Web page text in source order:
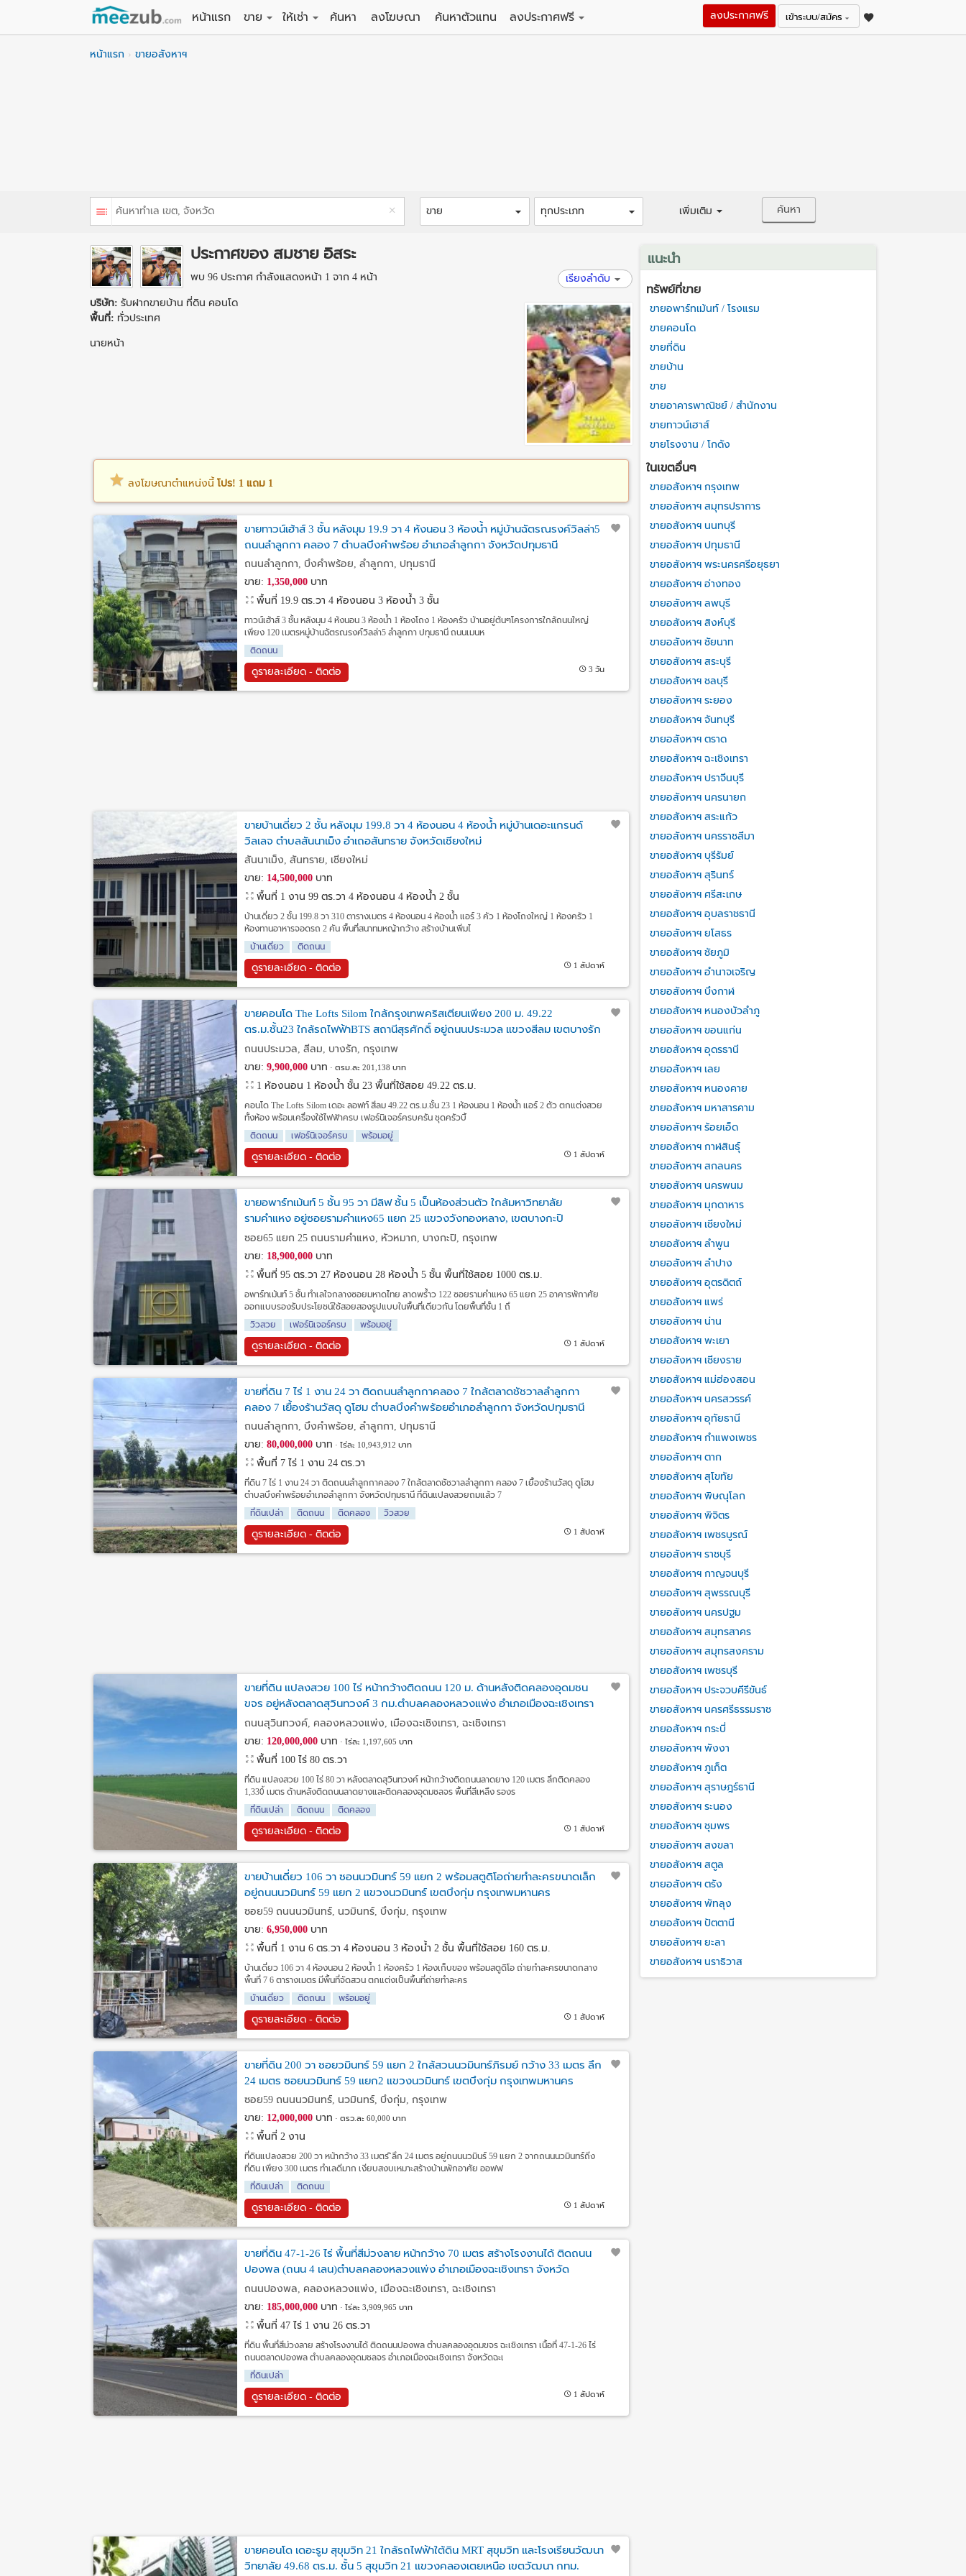
หน้าแรก
ขาย
ให้เช่า
ค้นหา ลงโฆษณา ค้นหาตัวแทน
ลงประกาศฟรี
เข้าระบบ/สมัคร
ลงประกาศฟรี
หน้าแรก ขายอสังหาฯ
ขาย ทุกประเภท เพิ่มเติม ค้นหา
ประกาศของ สมชาย อิสระ
พบ 96 ประกาศ กำลังแสดงหน้า 1 จาก 4 หน้า เรียงลำดับ
บริษัท: รับฝากขายบ้าน ที่ดิน คอนโด
พื้นที่: ทั่วประเทศ
นายหน้า
ลงโฆษณาตำแหน่งนี้ โปร! 1 แถม 1
ขายทาวน์เฮ้าส์ 3 ชั้น หลังมุม 19.9 วา 4 ห้งนอน 3 ห้องน้ำ หมู่บ้านฉัตรณรงค์วิลล่า5
ถนนลำลูกกา คลอง 7 ตำบลบึงคำพร้อย อำเภอลำลูกกา จังหวัดปทุมธานี
ถนนลำลูกกา, บึงคำพร้อย, ลำลูกกา, ปทุมธานี
ขาย: 1,350,000 บาท
พื้นที่ 19.9 ตร.วา 4 ห้องนอน 3 ห้องน้ำ 3 ชั้น
ทาวน์เฮ้าส์ 3 ชั้น หลังมุม 4 ห้งนอน 3 ห้องน้ำ 1 ห้องโถง 1 ห้องครัว บ้านอยู่ต้นๆโครงการใกล้ถนนใหญ่
เพียง 120 เมตรหมู่บ้านฉัตรณรงค์วิลล่า5 ลำลูกกา ปทุมธานี ถนนเมนห
ติดถนน
ดูรายละเอียด - ติดต่อ 3 วัน
ขายบ้านเดี่ยว 2 ชั้น หลังมุม 199.8 วา 4 ห้องนอน 4 ห้องน้ำ หมู่บ้านเดอะแกรนด์
วิลเลจ ตำบลสันนาเม็ง อำเถอสันทราย จังหวัดเชียงใหม่
สันนาเม็ง, สันทราย, เชียงใหม่
ขาย: 14,500,000 บาท
พื้นที่ 1 งาน 99 ตร.วา 4 ห้องนอน 4 ห้องน้ำ 2 ชั้น
บ้านเดี่ยว 2 ชั้น 199.8 วา 310 ตารางเมตร 4 ห้องนอน 4 ห้องน้ำ แอร์ 3 คัว 1 ห้องโถงใหญ่ 1 ห้องครัว 1
ห้องทานอาหารจอดรถ 2 คัน พื้นที่สนาทมหญ้ากว้าง สร้างบ้านเพิ่มไ
บ้านเดี่ยว
ติดถนน
ดูรายละเอียด - ติดต่อ 1 สัปดาห์
ขายคอนโด The Lofts Silom ใกล้กรุงเทพคริสเตียนเพียง 200 ม. 49.22
ตร.ม.ชั้น23 ใกล้รถไฟฟ้าBTS สถานีสุรศักดิ์ อยู่ถนนประมวล แขวงสีลม เขตบางรัก
กรุงเทพฯ
ถนนประมวล, สีลม, บางรัก, กรุงเทพ
ขาย: 9,900,000 บาท ตรม.ละ 201,138 บาท
1 ห้องนอน 1 ห้องน้ำ ชั้น 23 พื้นที่ใช้สอย 49.22 ตร.ม.
คอนโด The Lofts Silom เดอะ ลอฟท์ สีลม 49.22 ตร.ม.ชั้น 23 1 ห้องนอน 1 ห้องน้ำ แอร์ 2 ตัว ตกแต่งสวย
ทั้งห้อง พร้อมเครื่องใช้ไฟฟ้าครบ เฟอร์นิเจอร์ครบครัน ชุดครัวบิ้
ติดถนน
เฟอร์นิเจอร์ครบ พร้อมอยู่
ดูรายละเอียด - ติดต่อ 1 สัปดาห์
ขายอพาร์ทเม้นท์ 5 ชั้น 95 วา มีลิฟ ชั้น 5 เป็นห้องส่วนตัว ใกล้มหาวิทยาลัย
รามคำแหง อยู่ซอยรามคำแหง65 แยก 25 แขวงวังทองหลาง, เขตบางกะปิ
กรุงเทพมหานคร
ซอย65 แยก 25 ถนนรามคำแหง, หัวหมาก, บางกะปิ, กรุงเทพ
ขาย: 18,900,000 บาท
พื้นที่ 95 ตร.วา 27 ห้องนอน 28 ห้องน้ำ 5 ชั้น พื้นที่ใช้สอย 1000 ตร.ม.
อพาร์ทเม้นท์ 5 ชั้น ทำเลใจกลางซอยมหาดไทย ลาดพร้ำว 122 ซอยรามคำแหง 65 แยก 25 อาคารพักาศัย
ออกแบบรองรับประโยชน์ใช้สอยสองรูปแบบในพื้นที่เดียวกัน โดยพื้นที่ชั้น 1 ถึ
วิวสวย
เฟอร์นิเจอร์ครบ พร้อมอยู่
ดูรายละเอียด - ติดต่อ 1 สัปดาห์
ขายที่ดิน 7 ไร่ 1 งาน 24 วา ติดถนนลำลูกกาคลอง 7 ใกล้ตลาดชัชวาลลำลูกกา
คลอง 7 เยื้องร้านวัสดุ ดูโฮม ตำบลบึงคำพร้อยอำเภอลำลูกกา จังหวัดปทุมธานี
ถนนลำลูกกา, บึงคำพร้อย, ลำลูกกา, ปทุมธานี
ขาย: 80,000,000 บาท ไร่ละ 10,943,912 บาท
พื้นที่ 7 ไร่ 1 งาน 24 ตร.วา
ที่ดิน 7 ไร่ 1 งาน 24 วา ติดถนนลำลูกกาคลอง 7 ใกล้ตลาดชัชวาลลำลูกกา คลอง 7 เยื้องร้านวัสดุ ดูโฮม
ตำบลบึงคำพร้อยอำเภอลำลูกกา จังหวัดปทุมธานี ที่ดินแปลงสวยถมแล้ว 7
ที่ดินเปล่า
ติดถนน ติดคลอง วิวสวย
ดูรายละเอียด - ติดต่อ 1 สัปดาห์
ขายที่ดิน แปลงสวย 100 ไร่ หน้ากว้างติดถนน 120 ม. ด้านหลังติดคลองอุดมชน
ขจร อยู่หลังตลาดสุวินทวงค์ 3 กม.ตำบลคลองหลวงแพ่ง อำเภอเมืองฉะเชิงเทรา
ฉะเชิงเทรา
ถนนสุวินทวงค์, คลองหลวงแพ่ง, เมืองฉะเชิงเทรา, ฉะเชิงเทรา
ขาย: 120,000,000 บาท ไร่ละ 1,197,605 บาท
พื้นที่ 100 ไร่ 80 ตร.วา
ที่ดิน แปลงสวย 100 ไร่ 80 วา หลังตลาดสุวินทวงค์ หน้ากว้างติดถนนลาดยาง 120 เมตร ลึกติดคลอง
1,330้ เมตร ด้านหลังติดถนนลาดยางและติดคลองอุดมชลจร พื้นที่สีเหลืง รองร
ที่ดินเปล่า
ติดถนน ติดคลอง
ดูรายละเอียด - ติดต่อ 1 สัปดาห์
ขายบ้านเดี่ยว 106 วา ซอนนวมินทร์ 59 แยก 2 พร้อมสตูดิโอถ่ายทำละครขนาดเล็ก
อยู่ถนนนวมินทร์ 59 แยก 2 แขวงนวมินทร์ เขตบึงกุ่ม กรุงเทพมหานคร
ซอย59 ถนนนวมินทร์, นวมินทร์, บึงกุ่ม, กรุงเทพ
ขาย: 6,950,000 บาท
พื้นที่ 1 งาน 6 ตร.วา 4 ห้องนอน 3 ห้องน้ำ 2 ชั้น พื้นที่ใช้สอย 160 ตร.ม.
บ้านเดี่ยว 106 วา 4 ห้องนอน 2 ห้องน้ำ 1 ห้องครัว 1 ห้องเก็บของ พร้อมสตูดิโอ ถ่ายทำละครขนาดกลาง
พื้นที่ 7 6 ตารางเมตร มีพื้นที่จัดสวน ตกแต่งเป็นพื้นที่ถ่ายทำละคร
บ้านเดี่ยว
ติดถนน พร้อมอยู่
ดูรายละเอียด - ติดต่อ 1 สัปดาห์
ขายที่ดิน 200 วา ซอยวมินทร์ 59 แยก 2 ใกล้สวนนวมินทร์ภิรมย์ กว้าง 33 เมตร ลึก
24 เมตร ซอยนวมินทร์ 59 แยก2 แขวงนวมินทร์ เขตบึงกุ่ม กรุงเทพมหานคร
ซอย59 ถนนนวมินทร์, นวมินทร์, บึงกุ่ม, กรุงเทพ
ขาย: 12,000,000 บาท ตรว.ละ 60,000 บาท
พื้นที่ 2 งาน
ที่ดินแปลงสวย 200 วา หน้ากว้าง 33 เมตร ิลึก 24 เมตร อยู่ถนนนวมินร์ 59 แยก 2 จากถนนนวมินทร์ถีง
ที่ดิน เพียง 300 เมตร ทำเลดีมาก เงียบสงบเหมาะสร้างบ้านพักอาศัย ออฟฟ
ที่ดินเปล่า
ติดถนน
ดูรายละเอียด - ติดต่อ 1 สัปดาห์
ขายที่ดิน 47-1-26 ไร่ พื้นที่สีม่วงลาย หน้ากว้าง 70 เมตร สร้างโรงงานได้ ติดถนน
ปองพล (ถนน 4 เลน)ตำบลคลองหลวงแพ่ง อำเภอเมืองฉะเชิงเทรา จังหวัด
ฉะเชิงเทรา
ถนนปองพล, คลองหลวงแพ่ง, เมืองฉะเชิงเทรา, ฉะเชิงเทรา
ขาย: 185,000,000 บาท ไร่ละ 3,909,965 บาท
พื้นที่ 47 ไร่ 1 งาน 26 ตร.วา
ที่ดิน พื้นที่สีม่วงลาย สร้างโรงงานได้ ติดถนนปองพล ตำบลคลองอุดมขจร ฉะเชิงเทรา เนื้อที่ 47-1-26 ไร่
ถนนตลาดปองพล ตำบลคลองอุดมชลจร อำเภอเมืองฉะเชิงเทรา จังหวัดฉะเ
ที่ดินเปล่า
ดูรายละเอียด - ติดต่อ 1 สัปดาห์
ขายคอนโด เดอะรูม สุขุมวิท 21 ใกล้รถไฟฟ้าใต้ดิน MRT สุขุมวิท และโรงเรียนวัฒนา
วิทยาลัย 49.68 ตร.ม. ชั้น 5 สุขุมวิท 21 แขวงคลองเตยเหนือ เขตวัฒนา กทม.
แนะนำ
ทรัพย์ที่ขาย
ขายอพาร์ทเม้นท์ / โรงแรม
ขายคอนโด
ขายที่ดิน
ขายบ้าน
ขาย
ขายอาคารพาณิชย์ / สำนักงาน
ขายทาวน์เฮาส์
ขายโรงงาน / โกดัง
ในเขตอื่นๆ
ขายอสังหาฯ กรุงเทพ
ขายอสังหาฯ สมุทรปราการ
ขายอสังหาฯ นนทบุรี
ขายอสังหาฯ ปทุมธานี
ขายอสังหาฯ พระนครศรีอยุธยา
ขายอสังหาฯ อ่างทอง
ขายอสังหาฯ ลพบุรี
ขายอสังหาฯ สิงห์บุรี
ขายอสังหาฯ ชัยนาท
ขายอสังหาฯ สระบุรี
ขายอสังหาฯ ชลบุรี
ขายอสังหาฯ ระยอง
ขายอสังหาฯ จันทบุรี
ขายอสังหาฯ ตราด
ขายอสังหาฯ ฉะเชิงเทรา
ขายอสังหาฯ ปราจีนบุรี
ขายอสังหาฯ นครนายก
ขายอสังหาฯ สระแก้ว
ขายอสังหาฯ นครราชสีมา
ขายอสังหาฯ บุรีรัมย์
ขายอสังหาฯ สุรินทร์
ขายอสังหาฯ ศรีสะเกษ
ขายอสังหาฯ อุบลราชธานี
ขายอสังหาฯ ยโสธร
ขายอสังหาฯ ชัยภูมิ
ขายอสังหาฯ อำนาจเจริญ
ขายอสังหาฯ บึงกาฬ
ขายอสังหาฯ หนองบัวลำภู
ขายอสังหาฯ ขอนแก่น
ขายอสังหาฯ อุดรธานี
ขายอสังหาฯ เลย
ขายอสังหาฯ หนองคาย
ขายอสังหาฯ มหาสารคาม
ขายอสังหาฯ ร้อยเอ็ด
ขายอสังหาฯ กาฬสินธุ์
ขายอสังหาฯ สกลนคร
ขายอสังหาฯ นครพนม
ขายอสังหาฯ มุกดาหาร
ขายอสังหาฯ เชียงใหม่
ขายอสังหาฯ ลำพูน
ขายอสังหาฯ ลำปาง
ขายอสังหาฯ อุตรดิตถ์
ขายอสังหาฯ แพร่
ขายอสังหาฯ น่าน
ขายอสังหาฯ พะเยา
ขายอสังหาฯ เชียงราย
ขายอสังหาฯ แม่ฮ่องสอน
ขายอสังหาฯ นครสวรรค์
ขายอสังหาฯ อุทัยธานี
ขายอสังหาฯ กำแพงเพชร
ขายอสังหาฯ ตาก
ขายอสังหาฯ สุโขทัย
ขายอสังหาฯ พิษณุโลก
ขายอสังหาฯ พิจิตร
ขายอสังหาฯ เพชรบูรณ์
ขายอสังหาฯ ราชบุรี
ขายอสังหาฯ กาญจนบุรี
ขายอสังหาฯ สุพรรณบุรี
ขายอสังหาฯ นครปฐม
ขายอสังหาฯ สมุทรสาคร
ขายอสังหาฯ สมุทรสงคราม
ขายอสังหาฯ เพชรบุรี
ขายอสังหาฯ ประจวบคีรีขันธ์
ขายอสังหาฯ นครศรีธรรมราช
ขายอสังหาฯ กระบี่
ขายอสังหาฯ พังงา
ขายอสังหาฯ ภูเก็ต
ขายอสังหาฯ สุราษฎร์ธานี
ขายอสังหาฯ ระนอง
ขายอสังหาฯ ชุมพร
ขายอสังหาฯ สงขลา
ขายอสังหาฯ สตูล
ขายอสังหาฯ ตรัง
ขายอสังหาฯ พัทลุง
ขายอสังหาฯ ปัตตานี
ขายอสังหาฯ ยะลา
ขายอสังหาฯ นราธิวาส